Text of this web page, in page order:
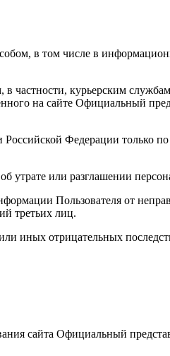
в том числе в
частности, курьерским
на сайте Официальный
Федерации только
утрате или разглашении
Пользователя от
третьих лиц.
иных отрицательных
сайта Официальный